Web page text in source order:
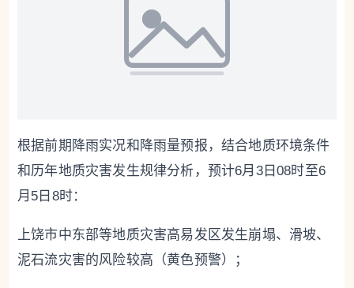
根据前期降雨实况和降雨量预报，结合地质环境条件
和历年地质灾害发生规律分析，预计6月3日08时至6
月5日8时：
上饶市中东部等地质灾害高易发区发生崩塌、滑坡、
泥石流灾害的风险较高（黄色预警）；